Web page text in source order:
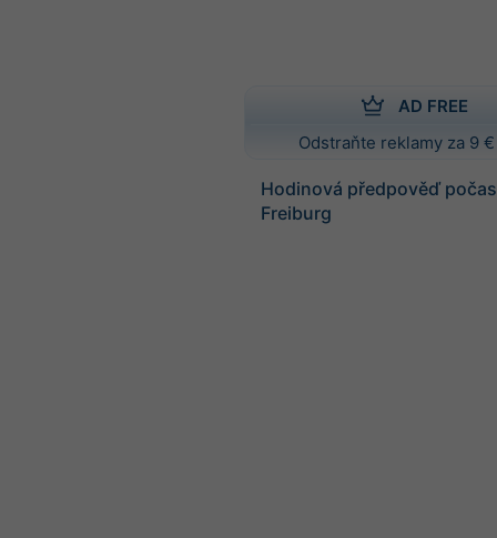
AD FREE
Odstraňte reklamy za 9
Hodinová předpověď
Freiburg